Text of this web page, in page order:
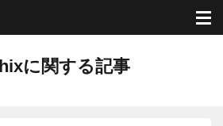
に関する記事
に関する記事